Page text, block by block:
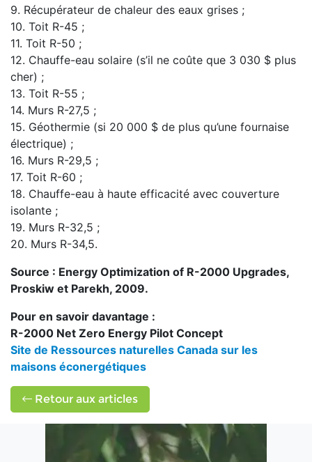
9. Récupérateur de chaleur des eaux grises ;
10. Toit R-45 ;
11. Toit R-50 ;
12. Chauffe-eau solaire (s’il ne coûte que 3 030 $ plus
cher) ;
13. Toit R-55 ;
14. Murs R-27,5 ;
15. Géothermie (si 20 000 $ de plus qu’une fournaise
électrique) ;
16. Murs R-29,5 ;
17. Toit R-60 ;
18. Chauffe-eau à haute efficacité avec couverture
isolante ;
19. Murs R-32,5 ;
20. Murs R-34,5.
Source : Energy Optimization of R-2000 Upgrades,
Proskiw et Parekh, 2009.
Pour en savoir davantage :
R-2000 Net Zero Energy Pilot Concept
Site de Ressources naturelles Canada sur les
maisons éconergétiques
Retour aux articles